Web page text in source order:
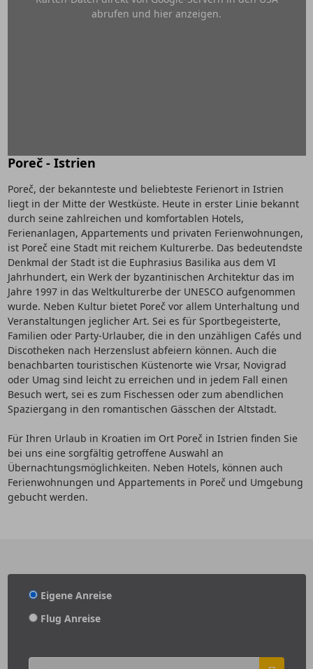
abrufen und hier anzeigen.
Poreč - Istrien
Poreč, der bekannteste und beliebteste Ferienort in Istrien
liegt in der Mitte der Westküste. Heute in erster Linie bekannt
durch seine zahlreichen und komfortablen Hotels,
Ferienanlagen, Appartements und privaten Ferienwohnungen,
ist Poreč eine Stadt mit reichem Kulturerbe. Das bedeutendste
Denkmal der Stadt ist die Euphrasius Basilika aus dem VI
Jahrhundert, ein Werk der byzantinischen Architektur das im
Jahre 1997 in das Weltkulturerbe der UNESCO aufgenommen
wurde. Neben Kultur bietet Poreč vor allem Unterhaltung und
Veranstaltungen jeglicher Art. Sei es für Sportbegeisterte,
Familien oder Party-Urlauber, die in den unzähligen Cafés und
Discotheken nach Herzenslust abfeiern können. Auch die
benachbarten touristischen Küstenorte wie Vrsar, Novigrad
oder Umag sind leicht zu erreichen und in jedem Fall einen
Besuch wert, sei es zum Fischessen oder zum abendlichen
Spaziergang in den romantischen Gässchen der Altstadt.
Für Ihren Urlaub in Kroatien im Ort Poreč in Istrien finden Sie
bei uns eine sorgfältig getroffene Auswahl an
Übernachtungsmöglichkeiten. Neben Hotels, können auch
Ferienwohnungen und Appartements in Poreč und Umgebung
gebucht werden.
Eigene Anreise
Flug Anreise